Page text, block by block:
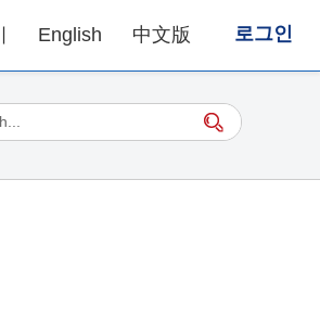
English 中文版 로그인